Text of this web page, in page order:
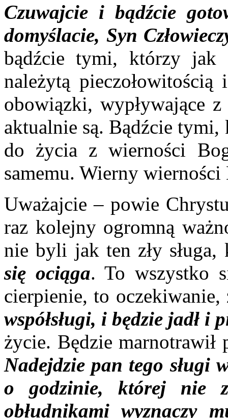
Czuwajcie i bądźcie
domyślacie, Syn
bądźcie tymi, którzy jak
należytą pieczołowitością
obowiązki, wypływające
aktualnie są. Bądźcie
do życia z wierności
samemu. Wierny wierności
Uważajcie – powie
raz kolejny ogromną
nie byli jak ten zły
się ociąga. To wszystko
cierpienie, to
współsługi, i będzie jadł i
życie. Będzie
Nadejdzie pan tego sługi
o godzinie, której nie
obłudnikami wyznaczy